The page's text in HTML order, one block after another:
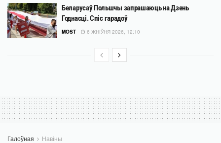
Беларусаў Польшчы запрашаюць на Дзень
Годнасці. Спіс гарадоў
MOST 6 ЖНІЎНЯ 2026, 12:10
Галоўная Навіны